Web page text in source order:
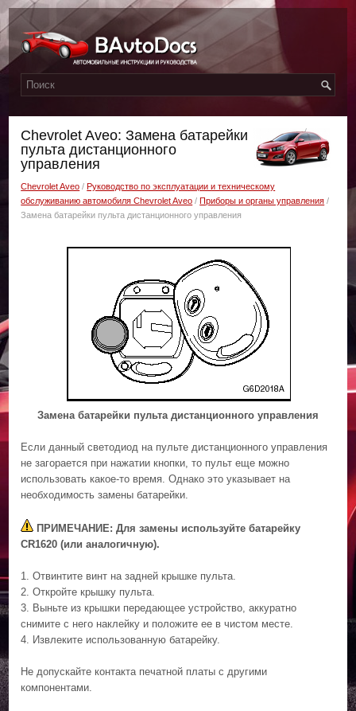
Chevrolet Aveo: Замена батарейки
пульта дистанционного
управления
Chevrolet Aveo /Руководство по эксплуатации и техническому
обслуживанию автомобиля Chevrolet Aveo /Приборы и органы управления /
Замена батарейки пульта дистанционного управления
Замена батарейки пульта дистанционного управления
Если данный светодиод на пульте дистанционного управления
не загорается при нажатии кнопки, то пульт еще можно
использовать какое-то время. Однако это указывает на
необходимость замены батарейки.
ПРИМЕЧАНИЕ: Для замены используйте батарейку
CR1620 (или аналогичную).
1. Отвинтите винт на задней крышке пульта.
2. Откройте крышку пульта.
3. Выньте из крышки передающее устройство, аккуратно
снимите с него наклейку и положите ее в чистом месте.
4. Извлеките использованную батарейку.
Не допускайте контакта печатной платы с другими
компонентами.